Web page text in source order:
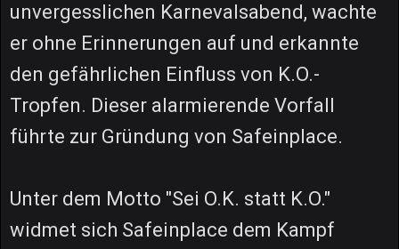
unvergesslichen Karnevalsabend, wachte
er ohne Erinnerungen auf und erkannte
den gefährlichen Einfluss von K.O.-
Tropfen. Dieser alarmierende Vorfall
führte zur Gründung von Safeinplace.
Unter dem Motto "Sei O.K. statt K.O."
widmet sich Safeinplace dem Kampf